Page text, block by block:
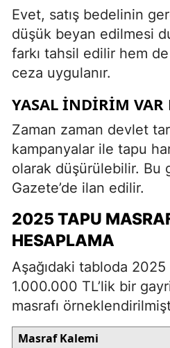
Evet, satış bedelinin
düşük beyan edilmesi
farkı tahsil edilir hem
ceza uygulanır.
YASAL İNDIRIM VAR
Zaman zaman devlet
kampanyalar ile tapu
olarak düşürülebilir. Bu
Gazete’de ilan edilir.
2025 TAPU
HESAPLAMA
Aşağıdaki tabloda 2025
1.000.000 TL’lik bir
masrafı
Masraf Kalemi